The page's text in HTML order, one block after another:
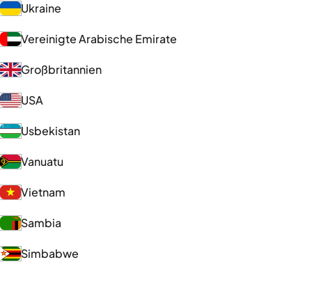
Ukraine
Vereinigte Arabische Emirate
Großbritannien
USA
Usbekistan
Vanuatu
Vietnam
Sambia
Simbabwe